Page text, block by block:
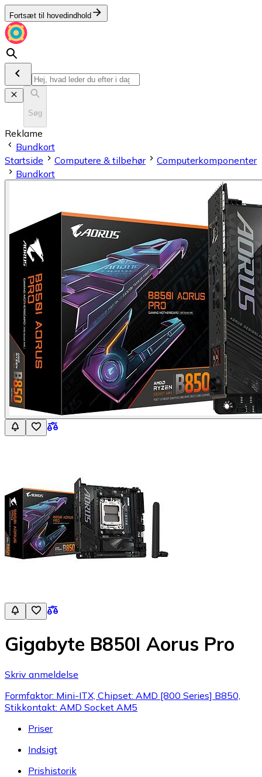
Fortsæt til hovedindhold
Søg
Reklame
Bundkort
Startside
Computere & tilbehør
Computerkomponenter
Bundkort
Gigabyte B850I Aorus Pro
Skriv anmeldelse
Formfaktor: Mini-ITX, Chipset: AMD [800 Series] B850,
Stikkontakt: AMD Socket AM5
Priser
Indsigt
Prishistorik